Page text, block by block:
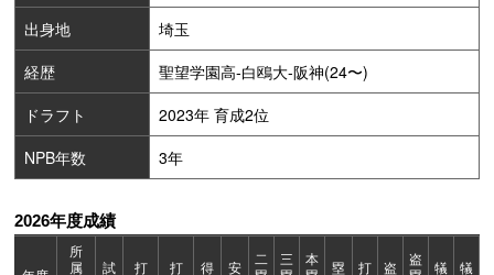
出身地
埼玉
経歴
聖望学園高-白鴎大-阪神(24〜)
ドラフト
2023年 育成2位
NPB年数
3年
2026年度成績
所
属
試
打
打
得
安
二
三
本
塁
打
盗
盗
犠
犠